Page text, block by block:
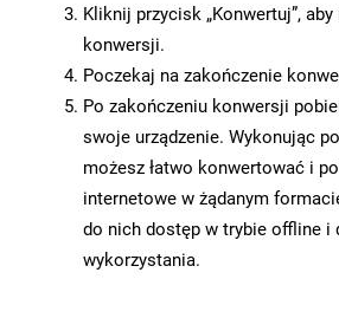
Kliknij przycisk „Konwertuj”,
konwersji.
Poczekaj na zakończenie
Po zakończeniu konwersji
swoje urządzenie. Wykonując
możesz łatwo konwertować i
internetowe w żądanym
do nich dostęp w trybie offline i
wykorzystania.